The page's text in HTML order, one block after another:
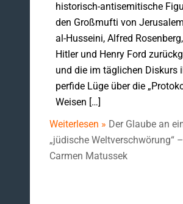
historisch-antisemitische
den Großmufti von
al-Husseini, Alfred
Hitler und Henry Ford
und die im täglichen Diskurs
perfide Lüge über die
Weisen […]
Weiterlesen » Der Glaube an
„jüdische Weltverschwörung“
Carmen Matussek